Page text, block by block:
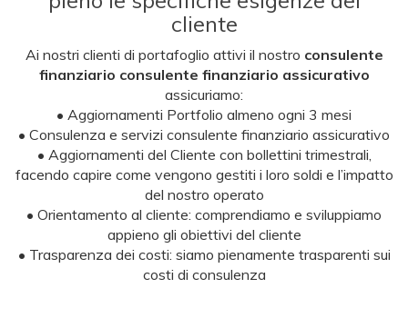
cliente
Ai nostri clienti di portafoglio attivi il nostro consulente
finanziario consulente finanziario assicurativo
assicuriamo:
• Aggiornamenti Portfolio almeno ogni 3 mesi
• Consulenza e servizi consulente finanziario assicurativo
• Aggiornamenti del Cliente con bollettini trimestrali,
facendo capire come vengono gestiti i loro soldi e l’impatto
del nostro operato
• Orientamento al cliente: comprendiamo e sviluppiamo
appieno gli obiettivi del cliente
• Trasparenza dei costi: siamo pienamente trasparenti sui
costi di consulenza